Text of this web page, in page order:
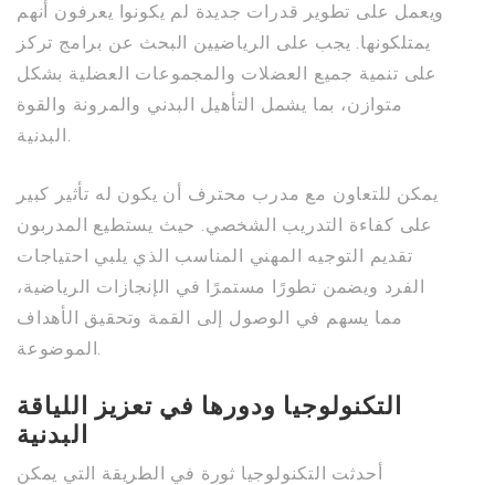
ويعمل على تطوير قدرات جديدة لم يكونوا يعرفون أنهم
يمتلكونها. يجب على الرياضيين البحث عن برامج تركز
على تنمية جميع العضلات والمجموعات العضلية بشكل
متوازن، بما يشمل التأهيل البدني والمرونة والقوة
البدنية.
يمكن للتعاون مع مدرب محترف أن يكون له تأثير كبير
على كفاءة التدريب الشخصي. حيث يستطيع المدربون
تقديم التوجيه المهني المناسب الذي يلبي احتياجات
الفرد ويضمن تطورًا مستمرًا في الإنجازات الرياضية،
مما يسهم في الوصول إلى القمة وتحقيق الأهداف
الموضوعة.
التكنولوجيا ودورها في تعزيز اللياقة
البدنية
أحدثت التكنولوجيا ثورة في الطريقة التي يمكن